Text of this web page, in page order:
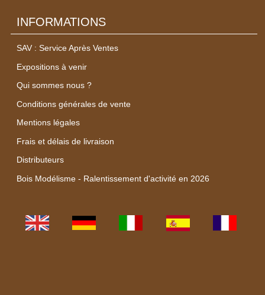
INFORMATIONS
SAV : Service Après Ventes
Expositions à venir
Qui sommes nous ?
Conditions générales de vente
Mentions légales
Frais et délais de livraison
Distributeurs
Bois Modélisme - Ralentissement d'activité en 2026